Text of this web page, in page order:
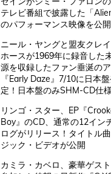
テレビ番組で披露した「
のパフォーマンス映像を公開
ニール・ヤングと盟友クレイ
ホースが1969年に録音した
源を収録したファン垂涎の
『Early Daze』7/10に日本
定！日本盤のみSHM-CD仕様
リンゴ・スター、EP『
Boy』のCD、通常の12イン
ログがリリース！タイトル
ジック・ビデオが公開
カミラ・カベロ、豪華ゲス